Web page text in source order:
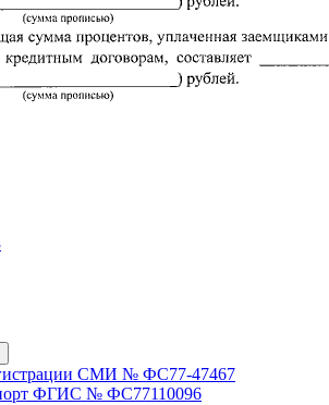
СМИ № ФС77-47467
ФГИС № ФС77110096